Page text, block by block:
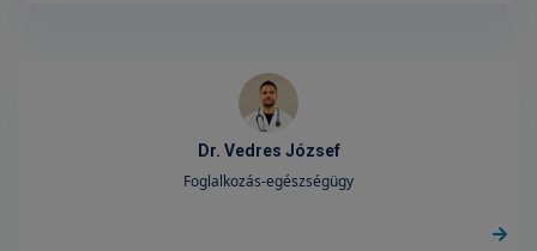
Dr. Vedres József
Foglalkozás-egészségügy